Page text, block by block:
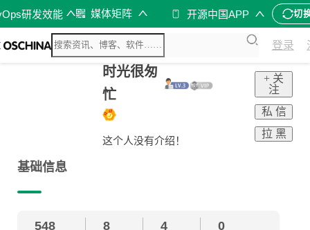
研发效能 媒体矩阵 开源中国APP 切
登录
时光很匆
忙
这个人没有介绍！
+ 关
注
私 信
拉 黑
基础信息
548 8 4 0